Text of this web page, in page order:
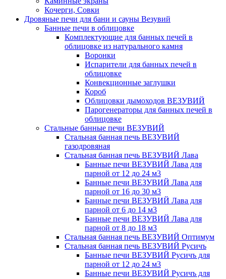
Кочерги, Совки
Дровяные печи для бани и сауны Везувий
Банные печи в облицовке
Комплектующие для банных печей в
облицовке из натурального камня
Воронки
Испарители для банных печей в
облицовке
Конвекционные заглушки
Короб
Облицовки дымоходов ВЕЗУВИЙ
Парогенераторы для банных печей в
облицовке
Стальные банные печи ВЕЗУВИЙ
Стальная банная печь ВЕЗУВИЙ
газодровяная
Стальная банная печь ВЕЗУВИЙ Лава
Банные печи ВЕЗУВИЙ Лава для
парной от 12 до 24 м3
Банные печи ВЕЗУВИЙ Лава для
парной от 16 до 30 м3
Банные печи ВЕЗУВИЙ Лава для
парной от 6 до 14 м3
Банные печи ВЕЗУВИЙ Лава для
парной от 8 до 18 м3
Стальная банная печь ВЕЗУВИЙ Оптимум
Стальная банная печь ВЕЗУВИЙ Русичъ
Банные печи ВЕЗУВИЙ Русичъ для
парной от 12 до 24 м3
Банные печи ВЕЗУВИЙ Русичъ для